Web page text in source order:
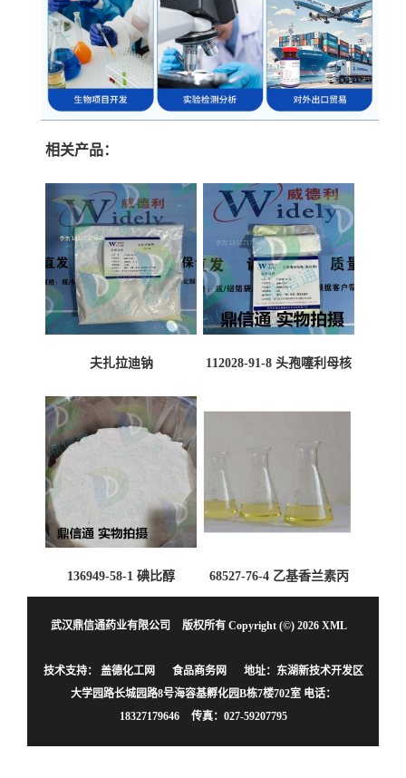
相关产品：
夫扎拉迪钠
112028-91-8 头孢噻利母核
136949-58-1 碘比醇
68527-76-4 乙基香兰素丙
二醇缩醛 ——检测方法 -技
术资料 -质量标准 -性质 -中
通李杰
武汉鼎信通药业有限公司 版权所有 Copyright (©) 2026 XML
技术支持： 盖德化工网 食品商务网
地址：东湖新技术开发区
大学园路长城园路8号海容基孵化园B栋7楼702室 电话：
18327179646
传真：027-59207795